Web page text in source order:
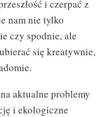
i czerpać z
nam nie tylko
czy spodnie, ale
się kreatywnie,
aktualne problemy
i ekologiczne